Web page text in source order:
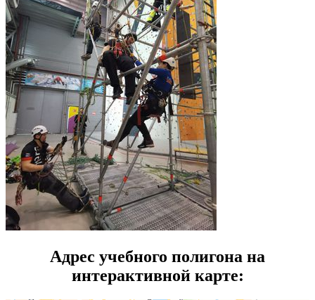
Адрес учебного полигона на
интерактивной карте: